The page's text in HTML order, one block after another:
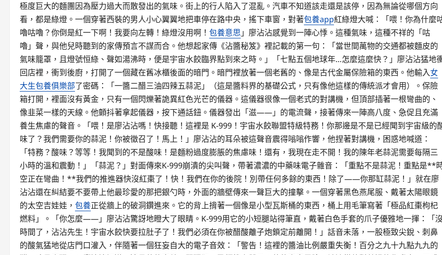
極度巨大的麵團因為壓力過大而散發出的氣味。街上的行人陷入了混亂。汽車不知道該走還是該停，因為無論從哪個方向
看，都是綠燈。一個穿著西裝的男人小心翼翼地把車停在路中央，搖下車窗，對著包養app紅綠燈大喊：「喂！你為什麼
嚕咕嚕？你倒是紅一下啊！我要向左轉！綠燈沒用啊！ 包養意思 」廖沾沾感覺到一陣心悸。這種氣味，這種不祥的「咕
嚕」聲，與他兒時聽到的家傳預言不謀而合。他想起家傳《沾醬秘笈》裡記載的第一句：「當世間萬物的交通都被麵皮的
氣味籠罩，且燈號恒綠、聲如湯沸時，便是宇宙水餃臨界點到來之時。」「七點五個地球年…怎麼這麼快？」廖沾沾猛地
回店裡，衝到後廚，打開了一個藏在舊冰櫃後面的暗門。暗門裡放著一個老舊的、像是古代金屬保險箱的東西。他輸入女
大生包養俱樂部了密碼：「一醬二醋三油四辣五蒜泥」（這是醬料界的基礎公式，只有像他這樣的傳統派才會用）。保險
箱打開，裡面沒有黃金，只有一個閃爍著詭異紅色光芒的儀器。這儀器很像一個老式的對講機，但頂部插著一根彎曲的、
像韭菜一樣的天線。他顫抖著拿起儀器，按下通話鈕。儀器發出「滋——」的電流聲，接著傳來一陣高八度、急促且充滿
養生焦慮的聲音。「喂！是廖沾沾嗎！快接聽！這裡是 K-999！宇宙水餃聯盟特級特務！你那邊是不是已經聞到宇宙級的
味了？我們需要你的蒜泥！你被徵召了！馬上！」廖沾沾的耳朵被這聲音震得嗡嗡作響，他捏著對講機，困惑地喊道：
「特務？酸味？等等！我聞到的不是酸味！是麵粉過度膨脹的焦慮味！還有，我現在走不開！我的陳年老蒜泥需要每隔三
小時的溫和震動！」「蒜泥？」對面傳來K-999崩潰的尖叫聲，帶著濃濃的中藥味電子雜音：「重點不是蒜泥！重點是**
空正在彎曲！**我們的推進器快沒紅棗了！快！我們在你的後院！別帶任何多餘的東西！除了——你那缸蒜泥！」就在廖
沾沾還在糾結要不要帶上他最珍愛的那把銀勺時，外面的牆壁傳來一聲巨大的撞擊。一個穿著黑色燕尾服、戴著太陽眼鏡
的太空吉娃娃， 包養正從牆上的破洞鑽進來。它的背上揹著一個像是小型瓦斯桶的東西，桶上用毛筆寫著「極品紅棗枸杞
燃料」。「你怎麼——」廖沾沾驚訝地瞪大了眼睛。K-999用它的小短腿站得筆直，戴著白色手套的爪子優雅地一揮：「
時間了，沾沾先生！宇宙水餃快要拉肚子了！我們必須在你被醋酸離子炮鎖定前離開！」話音未落，一股極致尖銳、刺鼻
的酸氣猛地從店門口灌入，伴隨著一個狂妄自大的電子音效：「警告！這裡的醬油比例嚴重失衡！百分之九十九點九九的